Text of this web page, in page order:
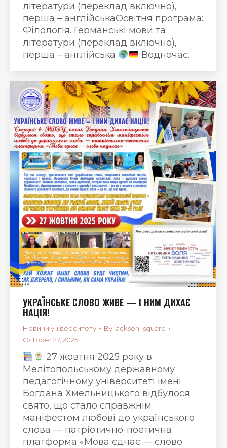
літератури (переклад включно),
перша – англійськаОсвітня програма:
Філологія. Германські мови та
літератури (переклад включно),
перша – англійська
Водночас…
УКРАЇНСЬКЕ СЛОВО ЖИВЕ — І НИМ ДИХАЄ
НАЦІЯ!
Новини університету By jackson_square
October 27, 2025
27 жовтня 2025 року в
Мелітопольському державному
педагогічному університеті імені
Богдана Хмельницького відбулося
свято, що стало справжнім
маніфестом любові до українського
слова — патріотично-поетична
платформа «Мова єднає — слово